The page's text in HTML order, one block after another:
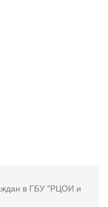
в ГБУ "РЦОИ и